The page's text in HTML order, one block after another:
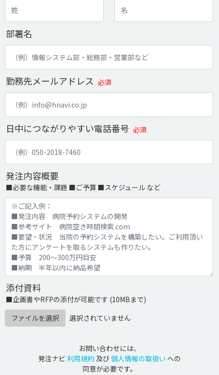
部署名
勤務先メールアドレス 必須
日中につながりやすい電話番号 必須
発注内容概要
■必要な機能・課題 ■ご予算 ■スケジュール など
添付資料
■企画書やRFPの添付が可能です (10MBまで)
ファイルを選択
選択されていません
お問い合わせには、
発注ナビ 利用規約 及び個人情報の取扱い への
同意が必要です。